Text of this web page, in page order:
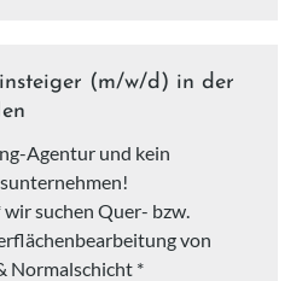
(m/w/d) in der
Agentur und kein
suchen Quer- bzw.
von
Normalschicht *